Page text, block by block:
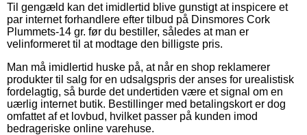
Til gengæld kan det imidlertid blive gunstigt at inspicere et
par internet forhandlere efter tilbud på Dinsmores Cork
Plummets-14 gr. før du bestiller, således at man er
velinformeret til at modtage den billigste pris.
Man må imidlertid huske på, at når en shop reklamerer
produkter til salg for en udsalgspris der anses for urealistisk
fordelagtig, så burde det undertiden være et signal om en
uærlig internet butik. Bestillinger med betalingskort er dog
omfattet af et lovbud, hvilket passer på kunden imod
bedrageriske online varehuse.